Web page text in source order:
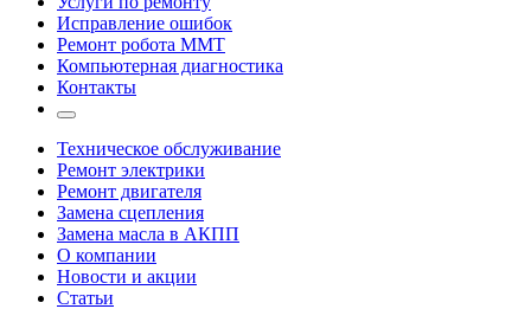
Исправление ошибок
Ремонт робота MMT
Компьютерная диагностика
Контакты
Техническое обслуживание
Ремонт электрики
Ремонт двигателя
Замена сцепления
Замена масла в АКПП
О компании
Новости и акции
Статьи